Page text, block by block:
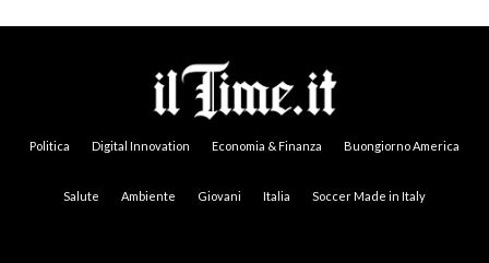
Politica Digital Innovation Economia & Finanza Buongiorno America
Salute Ambiente Giovani Italia Soccer Made in Italy